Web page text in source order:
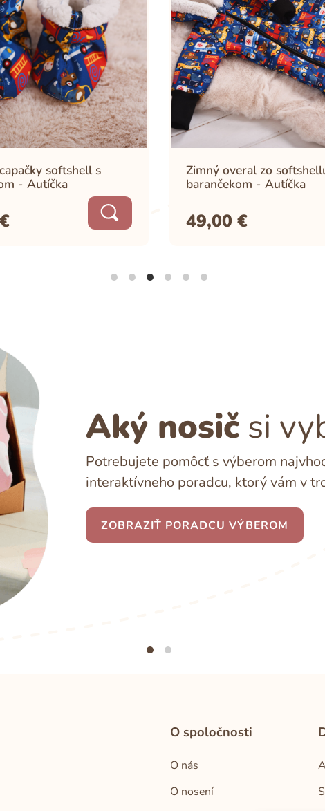
softshell s
- Autíčka
€
Zimný overal zo
barančekom - Autíčka
49,00 €
Aký nosič si
Potrebujete pomôcť s výberom
interaktívneho poradcu, ktorý vám v
ZOBRAZIŤ PORADCU VÝBEROM
O spoločnosti
O nás
O nosení